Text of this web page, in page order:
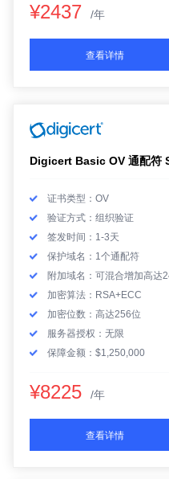
¥2437 /年
查看详情
Digicert Basic OV 通配符
证书类型：OV
验证方式：组织验证
签发时间：1-3天
保护域名：1个通配符
附加域名：可混合增加高达
加密算法：RSA+ECC
加密位数：高达256位
服务器授权：无限
保障金额：$1,250,000
¥8225 /年
查看详情